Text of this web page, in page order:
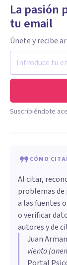
La pasión
tu email
Únete y recibe
Suscribiéndote
CÓMO
Al citar,
problemas
a las fuentes
o verificar
autores y de
Juan
viento